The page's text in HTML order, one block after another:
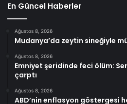
En Güncel Haberler
Ağustos 8, 2026
Mudanya’da zeytin sineğiyle
Ağustos 8, 2026
Emniyet şeridinde feci ölüm:
çarptı
Ağustos 8, 2026
ABD’nin enflasyon göstergesi